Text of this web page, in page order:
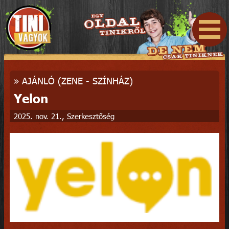
» AJÁNLÓ (ZENE - SZÍNHÁZ)
Yelon
2025. nov. 21., Szerkesztőség